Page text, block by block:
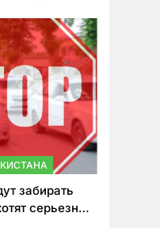
забирать
серьезно